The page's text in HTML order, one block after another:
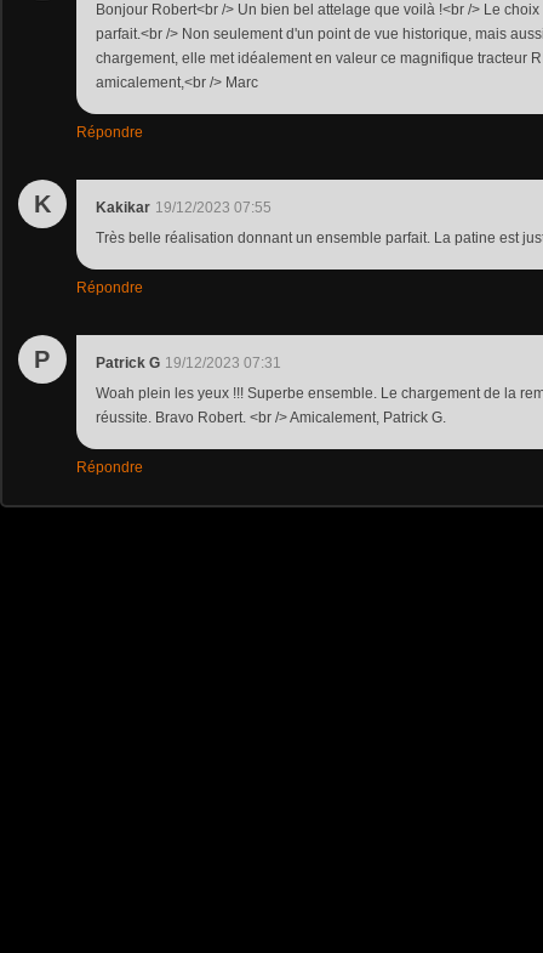
Bonjour Robert<br /> Un bien bel attelage que voilà !<br /> Le
parfait.<br /> Non seulement d'un point de vue historique, mais
chargement, elle met idéalement en valeur ce magnifique tracteur
amicalement,<br /> Marc
Répondre
K Kakikar 19/12/2023 07:55
Très belle réalisation donnant un ensemble parfait. La patine est
Répondre
P Patrick G 19/12/2023 07:31
Woah plein les yeux !!! Superbe ensemble. Le chargement de la
réussite. Bravo Robert. <br /> Amicalement, Patrick G.
Répondre